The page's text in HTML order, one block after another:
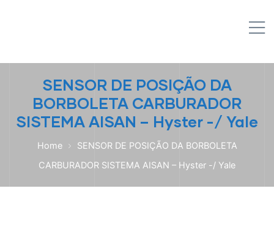
SENSOR DE POSIÇÃO DA
BORBOLETA CARBURADOR
SISTEMA AISAN – Hyster -/ Yale
Home
SENSOR DE POSIÇÃO DA BORBOLETA
CARBURADOR SISTEMA AISAN – Hyster -/ Yale